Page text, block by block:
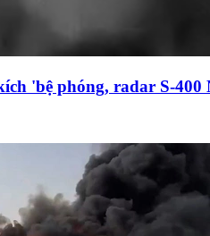
'bệ phóng, radar S-400